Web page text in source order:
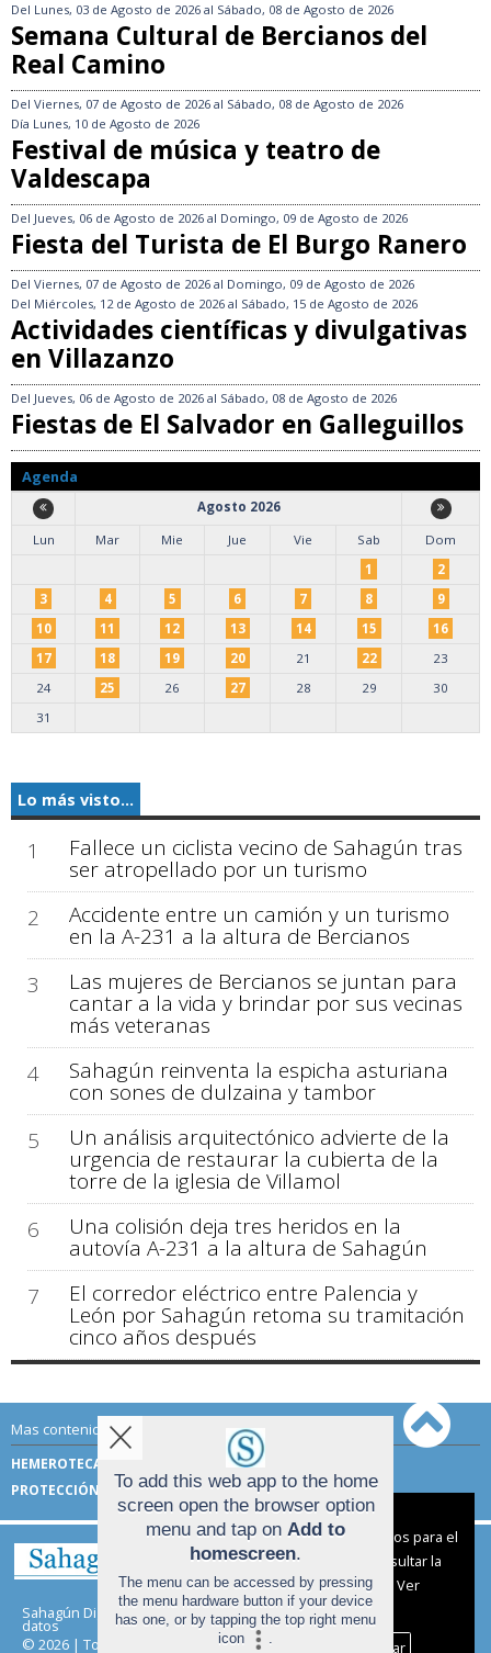
Del Lunes, 03 de Agosto de 2026 al Sábado, 08 de Agosto de 2026
Semana Cultural de Bercianos del
Real Camino
Del Viernes, 07 de Agosto de 2026 al Sábado, 08 de Agosto de 2026
Día Lunes, 10 de Agosto de 2026
Festival de música y teatro de
Valdescapa
Del Jueves, 06 de Agosto de 2026 al Domingo, 09 de Agosto de 2026
Fiesta del Turista de El Burgo Ranero
Del Viernes, 07 de Agosto de 2026 al Domingo, 09 de Agosto de 2026
Del Miércoles, 12 de Agosto de 2026 al Sábado, 15 de Agosto de 2026
Actividades científicas y divulgativas
en Villazanzo
Del Jueves, 06 de Agosto de 2026 al Sábado, 08 de Agosto de 2026
Fiestas de El Salvador en Galleguillos
Agenda
Agosto 2026
Lun
Mar Mie Jue Vie Sab
Dom
1
2
3
4 5 6 7 8
9
10
11 12 13 14 15
16
17
18 19 20 21 22
23
24
25 26 27 28 29
30
31
Lo más visto...
1 Fallece un ciclista vecino de Sahagún tras
ser atropellado por un turismo
2
Accidente entre un camión y un turismo
en la A-231 a la altura de Bercianos
3
Las mujeres de Bercianos se juntan para
cantar a la vida y brindar por sus vecinas
más veteranas
4
Sahagún reinventa la espicha asturiana
con sones de dulzaina y tambor
5
Un análisis arquitectónico advierte de la
urgencia de restaurar la cubierta de la
torre de la iglesia de Villamol
6
Una colisión deja tres heridos en la
autovía A-231 a la altura de Sahagún
7
El corredor eléctrico entre Palencia y
León por Sahagún retoma su tramitación
cinco años después
Mas contenido de Sahagún Digital:
HEMEROTECA
TÉRMINOS DE USO
PROTECCIÓN DE DATOS
Sahagún Digital | Términos de uso|Protección de
datos
© 2026 | Todos los derechos reservados
Aviso sobre el Uso de cookies:
Utilizamos cookies nuestras y de terceros para el
funcionamiento del digital. Puedes consultar la
lista de cookies y como desconectarlas.
Ver
nuestra Política de Privacidad y Cookies
Aceptar Cookies
Personalizar
To add this web app to the home
screen open the browser option
menu and tap on Add to
homescreen.
The menu can be accessed by pressing
the menu hardware button if your device
has one, or by tapping the top right menu
icon
.